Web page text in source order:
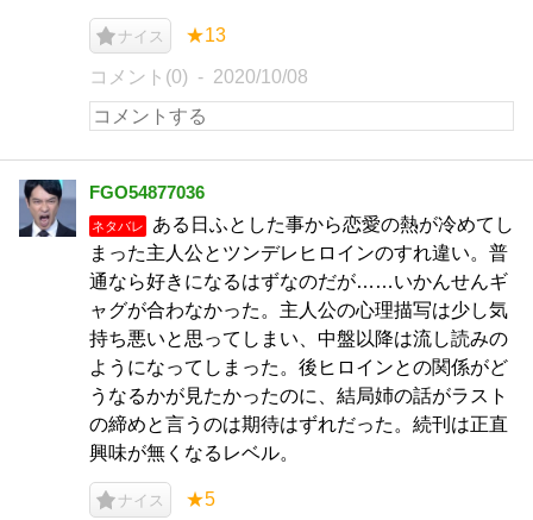
ナイス ★13
コメント(0) 2020/10/08
FGO54877036
ネタバレ
ある日ふとした事から恋愛の熱が冷めてし
まった主人公とツンデレヒロインのすれ違い。普
通なら好きになるはずなのだが……いかんせんギ
ャグが合わなかった。主人公の心理描写は少し気
持ち悪いと思ってしまい、中盤以降は流し読みの
ようになってしまった。後ヒロインとの関係がど
うなるかが見たかったのに、結局姉の話がラスト
の締めと言うのは期待はずれだった。続刊は正直
興味が無くなるレベル。
ナイス ★5